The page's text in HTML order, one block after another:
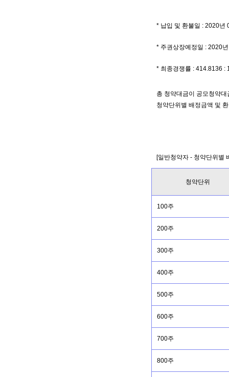
* 납입 및 환불일 : 2020년
* 주권상장예정일 : 2020
* 최종경쟁률 : 414.8136 :
총 청약대금이 공모청약
청약단위별 배정금액 및
[일반청약자 - 청약단위별
청약단위
100주
200주
300주
400주
500주
600주
700주
800주